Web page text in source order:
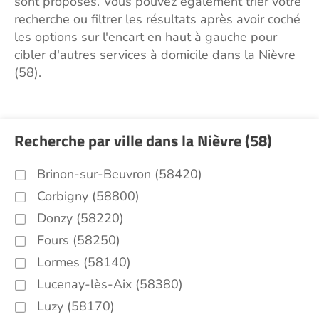
recherche ou filtrer les résultats après avoir coché
les options sur l'encart en haut à gauche pour
cibler d'autres services à domicile dans la Nièvre
(58).
Recherche par ville dans la Nièvre (58)
Brinon-sur-Beuvron (58420)
Corbigny (58800)
Donzy (58220)
Fours (58250)
Lormes (58140)
Lucenay-lès-Aix (58380)
Luzy (58170)